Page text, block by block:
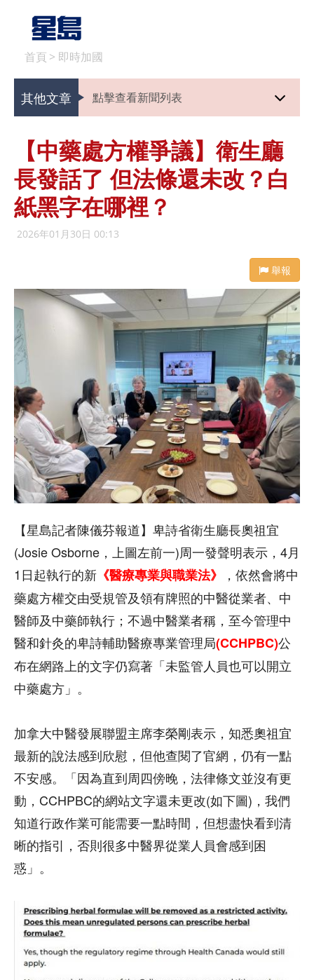
首頁 > 即時加國
其他文章 點擊查看新聞列表
【中藥處方權爭議】衛生廳
長發話了 但法條還未改？白
紙黑字在哪裡？
2026年01月30日 00:13
舉報
【星島記者陳儀芬報道】卑詩省衛生廳長奧祖宜
(Josie Osborne，上圖左前一)周一發聲明表示，4月
1日起執行的新 《醫療專業與職業法》
，依然會將中
藥處方權交由受規管及領有牌照的中醫從業者、中
醫師及中藥師執行；不過中醫業者稱，至今管理中
醫和針灸的卑詩輔助醫療專業管理局(CCHPBC)公
布在網路上的文字仍寫著「未監管人員也可以開立
中藥處方」。
加拿大中醫發展聯盟主席李榮剛表示，知悉奧祖宜
最新的說法感到欣慰，但他查閱了官網，仍有一點
不安感。「因為直到周四傍晚，法律條文並沒有更
動，CCHPBC的網站文字還未更改(如下圖)，我們
知道行政作業可能需要一點時間，但想盡快看到清
晰的指引，否則很多中醫界從業人員會感到困
惑」。